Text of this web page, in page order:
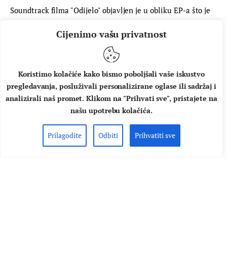
Cijenimo vašu privatnost
Koristimo kolačiće kako bismo poboljšali vaše iskustvo
pregledavanja, posluživali personalizirane oglase ili sadržaj i
analizirali naš promet. Klikom na "Prihvati sve", pristajete na
našu upotrebu kolačića.
Prilagodite Odbiti Prihvatiti sve
Soundtrack filma "Odijelo" objavljen je u obliku EP-a što je
iz filma. Skladatelj je Ivan Grobenski koji je ujedno odsvirao
gitaru, harmoniku i dlanove. Glazba je napisana i snimljena
u nekoliko dana u kućnom studiju u Koprivnici. Harmoniku
je svirao još i Tomislav Horvatinović Jones. "Soundtrack je
inspiriran…
MUSIC BOX
PROČITAJ VIŠE